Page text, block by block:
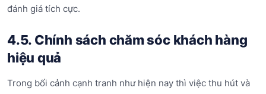
đánh giá tích cực.
4.5. Chính sách chăm sóc khách hàng
hiệu quả
Trong bối cảnh cạnh tranh như hiện nay thì việc thu hút và